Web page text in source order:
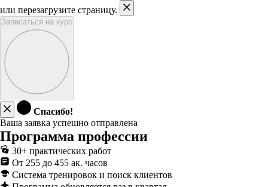
или перезагрузите страницу.
Записаться на курс
Спасибо!
Ваша заявка успешно отправлена
Программа профессии
30+ практических работ
От 255 до 455 ак. часов
Система тренировок и поиск клиентов